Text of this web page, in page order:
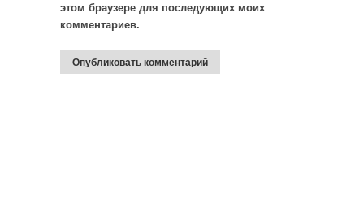
этом браузере для последующих моих
комментариев.